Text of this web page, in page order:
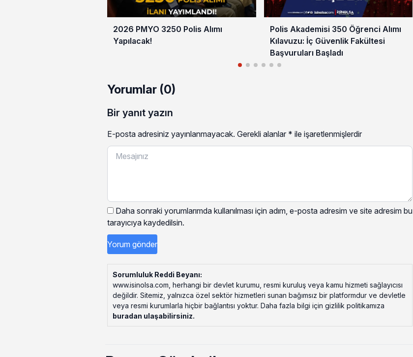
2026 PMYO 3250 Polis Alımı
Yapılacak!
Polis Akademisi 350 Öğrenci Alımı
Kılavuzu: İç Güvenlik Fakültesi
Başvuruları Başladı
Yorumlar (0)
Bir yanıt yazın
E-posta adresiniz yayınlanmayacak. Gerekli alanlar * ile işaretlenmişlerdir
Daha sonraki yorumlarımda kullanılması için adım, e-posta adresim ve site adresim bu
tarayıcıya kaydedilsin.
Sorumluluk Reddi Beyanı:
www.isinolsa.com, herhangi bir devlet kurumu, resmi kuruluş veya kamu hizmeti sağlayıcısı
değildir. Sitemiz, yalnızca özel sektör hizmetleri sunan bağımsız bir platformdur ve devletle
veya resmi kurumlarla hiçbir bağlantısı yoktur. Daha fazla bilgi için gizlilik politikamıza
buradan ulaşabilirsiniz.